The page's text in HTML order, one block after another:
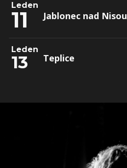
Leden
11 Jablonec nad Nisou
Leden
13 Teplice